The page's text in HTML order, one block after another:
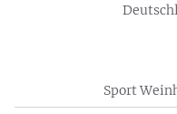
Sport